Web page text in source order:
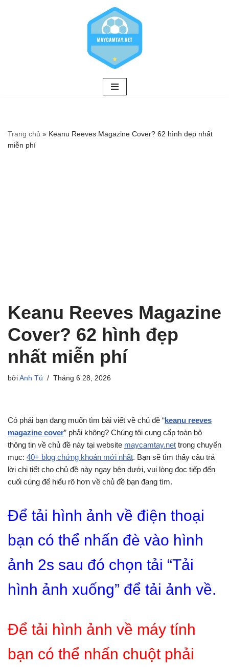
Trang chủ » Keanu Reeves Magazine Cover? 62 hình đẹp nhất
miễn phí
Keanu Reeves Magazine
Cover? 62 hình đẹp
nhất miễn phí
bởi Anh Tú Tháng 6 28, 2026
Có phải bạn đang muốn tìm bài viết về chủ đề “keanu reeves
magazine cover” phải không? Chúng tôi cung cấp toàn bộ
thông tin về chủ đề này tại website maycamtay.net trong chuyển
mục: 40+ blog chứng khoán mới nhất. Bạn sẽ tìm thấy câu trả
lời chi tiết cho chủ đề này ngay bên dưới, vui lòng đọc tiếp đến
cuối cùng để hiểu rõ hơn về chủ đề bạn đang tìm.
Để tải hình ảnh về điện thoại
bạn có thể nhấn đè vào hình
ảnh 2s sau đó chọn tải “Tải
hình ảnh xuống” để tải ảnh về.
Để tải hình ảnh về máy tính
bạn có thể nhấn chuột phải